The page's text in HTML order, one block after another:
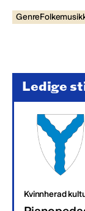
Ledige
Kvinnherad